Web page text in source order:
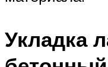
Укладка